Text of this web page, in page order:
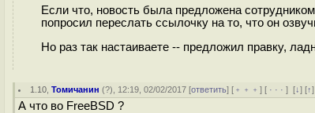
Если что, новость была предложена
попросил переслать ссылочку на то, что он
Но раз так настаиваете -- предложил правку,
1.10 ,Томичанин (?), 12:19, 02/02/2017 [ответить] [ ﹢﹢﹢] [ · · ·][↓] [↑
А что во FreeBSD ?